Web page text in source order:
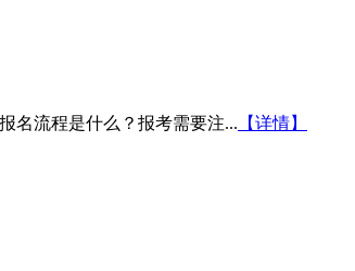
名流程是什么？报考需要注... 【详情】